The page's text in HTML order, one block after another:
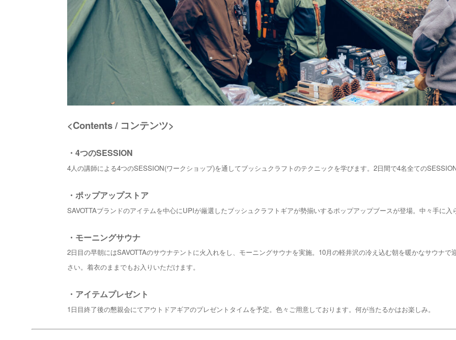
<Contents / コンテンツ>
・4つのSESSION
4人の講師による4つのSESSION(ワークショップ)を通してブッシュクラフトのテクニックを学びます。2日間で4名全ての
・ポップアップストア
SAVOTTAブランドのアイテムを中心にUPIが厳選したブッシュクラフトギアが勢揃いするポップアップブースが登場。中々手に入
・モーニングサウナ
2日目の早朝にはSAVOTTAのサウナテントに火入れをし、モーニングサウナを実施。10月の軽井沢の冷え込む朝を暖かなサウナ
さい。着衣のままでもお入りいただけます。
・アイテムプレゼント
1日目終了後の懇親会にてアウトドアギアのプレゼントタイムを予定。色々ご用意しております。何が当たるかはお楽しみ。